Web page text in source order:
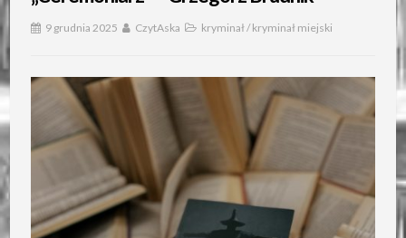
9 grudnia 2025 CzytAska kryminał/kryminał miejski